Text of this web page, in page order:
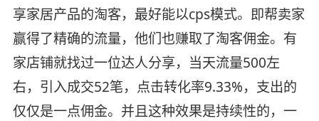
享家居产品的淘客，最好能以cps模式。即帮卖家
赢得了精确的流量，他们也赚取了淘客佣金。有
家店铺就找过一位达人分享，当天流量500左
右，引入成交52笔，点击转化率9.33%，支出的
仅仅是一点佣金。并且这种效果是持续性的，一